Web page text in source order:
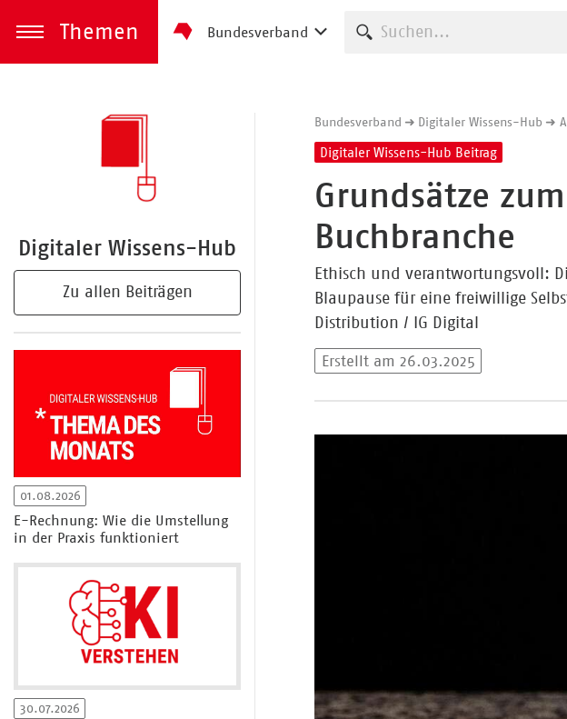
zum Inhalt springen
Themen
Menü öffnen
Bundesverband Suche starten
Bundesverband Digitaler Wissens-Hub
Digitaler Wissens-Hub Beitrag
Grundsätze
Buchbranche
Ethisch und verantwortungsvoll:
Blaupause für eine freiwillige
Distribution / IG Digital
Erstellt am 26.03.2025
Digitaler Wissens-Hub
Zu allen Beiträgen
01.08.2026
E-Rechnung: Wie die Umstellung
in der Praxis funktioniert
30.07.2026